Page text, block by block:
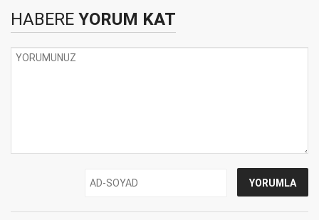
HABERE YORUM KAT